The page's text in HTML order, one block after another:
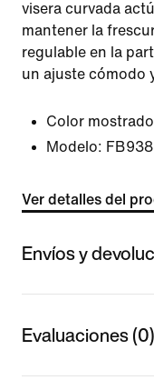
visera curvada
mantener la
regulable en la
un ajuste cómodo
Color
Modelo:
Ver detalles del
Envíos y
Evaluaciones (0)